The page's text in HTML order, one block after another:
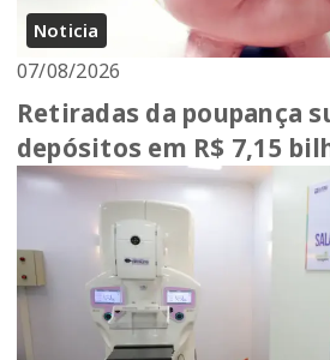
Noticia
07/08/2026
Retiradas da poupança
depósitos em R$ 7,15